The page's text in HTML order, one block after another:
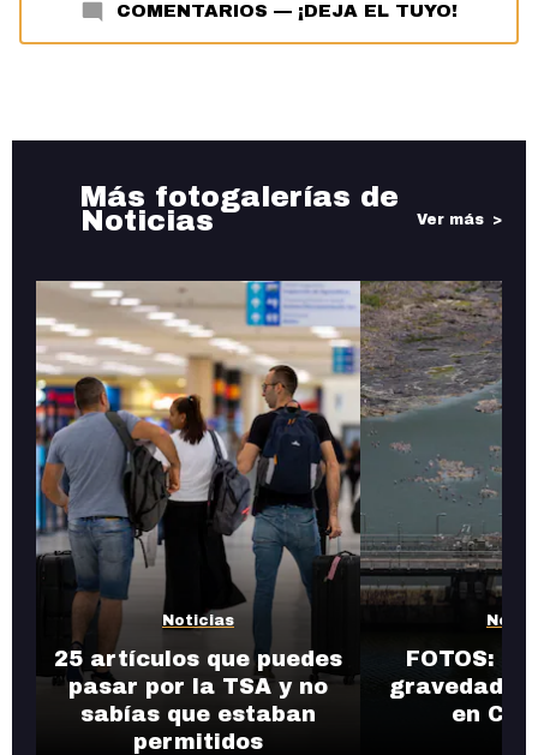
COMENTARIOS — ¡DEJA EL TUYO!
Más fotogalerías de
Noticias Ver más
Noticias
25 artículos que puedes
pasar por la TSA y no
sabías que estaban
permitidos
FOTOS:
gravedad
en